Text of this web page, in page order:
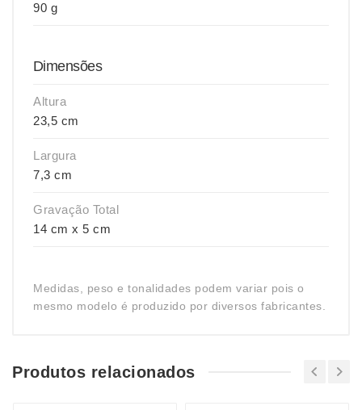
90 g
Dimensões
Altura
23,5 cm
Largura
7,3 cm
Gravação Total
14 cm x 5 cm
Medidas, peso e tonalidades podem variar pois o
mesmo modelo é produzido por diversos fabricantes.
Produtos relacionados